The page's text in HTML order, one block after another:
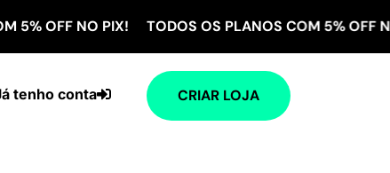
NO PIX! TODOS OS PLANOS COM 5% OFF NO
CRIAR LOJA
tenho conta